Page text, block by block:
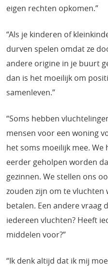
eigen rechten opkomen.”
“Als je kinderen of
durven spelen omdat ze
andere origine in je buurt
dan is het moeilijk om
samenleven.”
“Soms hebben
mensen voor een woning
het soms moeilijk mee. We
eerder geholpen worden
gezinnen. We stellen ons
zouden zijn om te
betalen. Een andere vraag
iedereen vluchten? Heeft
middelen voor?”
“Ik denk altijd dat ik mij